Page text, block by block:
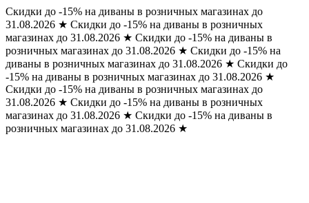
Скидки до -15% на диваны в розничных магазинах до
31.08.2026 ★ Скидки до -15% на диваны в розничных
магазинах до 31.08.2026 ★ Скидки до -15% на диваны в
розничных магазинах до 31.08.2026 ★ Скидки до -15% на
диваны в розничных магазинах до 31.08.2026 ★ Скидки до
-15% на диваны в розничных магазинах до 31.08.2026 ★
Скидки до -15% на диваны в розничных магазинах до
31.08.2026 ★ Скидки до -15% на диваны в розничных
магазинах до 31.08.2026 ★ Скидки до -15% на диваны в
розничных магазинах до 31.08.2026 ★